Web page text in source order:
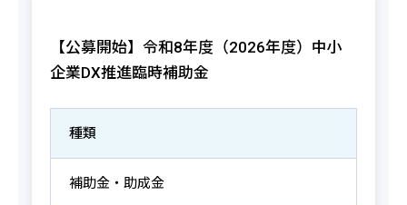
【公募開始】令和8年度（2026年度）中小
企業DX推進臨時補助金
種類
補助金・助成金